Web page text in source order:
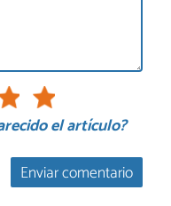
el artículo?
Enviar comentario